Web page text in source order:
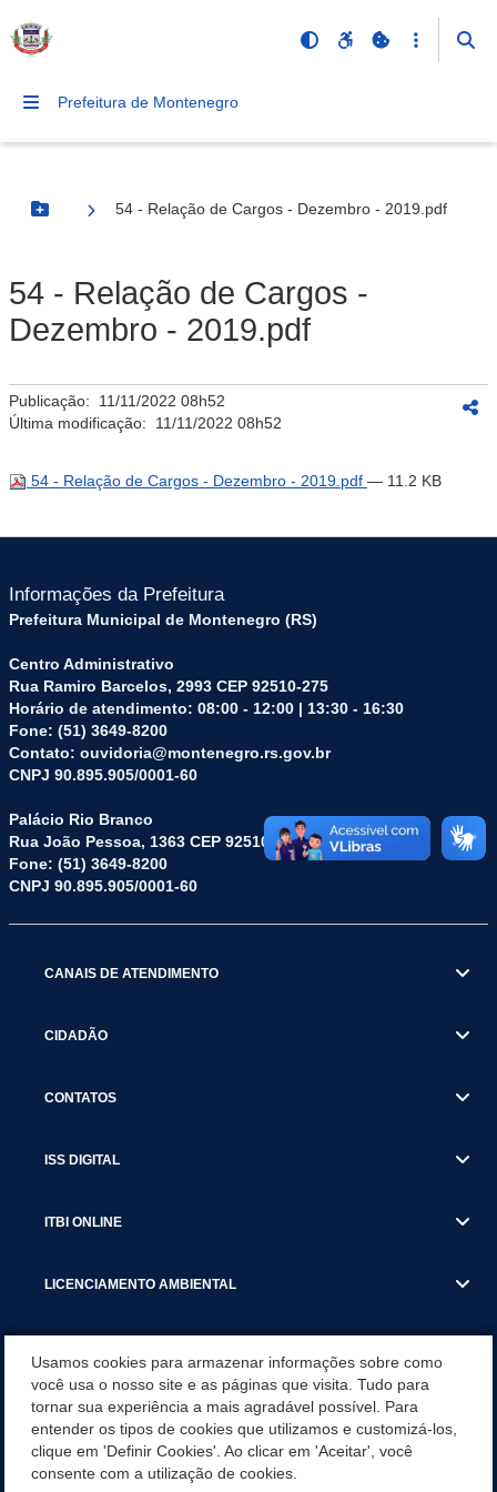
Prefeitura de Montenegro
Botão Menu
54 - Relação de Cargos - Dezembro - 2019.pdf
54 - Relação de Cargos -
Dezembro - 2019.pdf
Publicação: 11/11/2022 08h52
Última modificação: 11/11/2022 08h52
54 - Relação de Cargos - Dezembro - 2019.pdf — 11.2 KB
Informações da Prefeitura
Prefeitura Municipal de Montenegro (RS)
Centro Administrativo
Rua Ramiro Barcelos, 2993 CEP 92510-275
Horário de atendimento: 08:00 - 12:00 | 13:30 - 16:30
Fone: (51) 3649-8200
Contato: ouvidoria@montenegro.rs.gov.br
CNPJ 90.895.905/0001-60
Palácio Rio Branco
Rua João Pessoa, 1363 CEP 92510-045
Fone: (51) 3649-8200
CNPJ 90.895.905/0001-60
CANAIS DE ATENDIMENTO
CIDADÃO
CONTATOS
ISS DIGITAL
ITBI ONLINE
LICENCIAMENTO AMBIENTAL
SERVIÇOS
SERVIÇOS DO DEPARTAMENTO DE RECEITA MUNICIPAL
Usamos cookies para armazenar informações sobre como
você usa o nosso site e as páginas que visita. Tudo para
tornar sua experiência a mais agradável possível. Para
entender os tipos de cookies que utilizamos e customizá-los,
clique em 'Definir Cookies'. Ao clicar em 'Aceitar', você
consente com a utilização de cookies.